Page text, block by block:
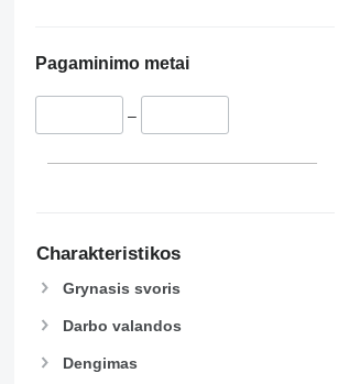
Pagaminimo metai
–
Charakteristikos
Grynasis svoris
Darbo valandos
Dengimas